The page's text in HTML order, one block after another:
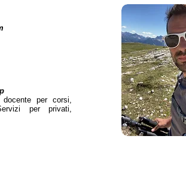
per corsi,
per privati,